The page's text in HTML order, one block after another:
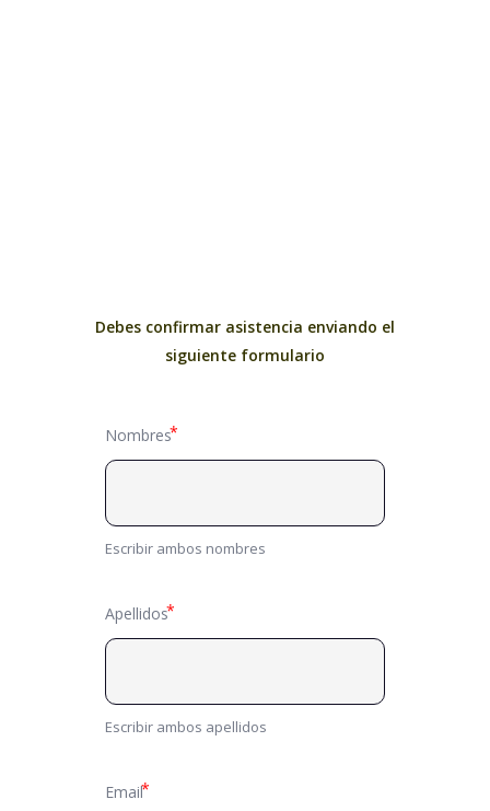
Debes confirmar asistencia enviando el
siguiente formulario
Nombres
Escribir ambos nombres
Apellidos
Escribir ambos apellidos
Email